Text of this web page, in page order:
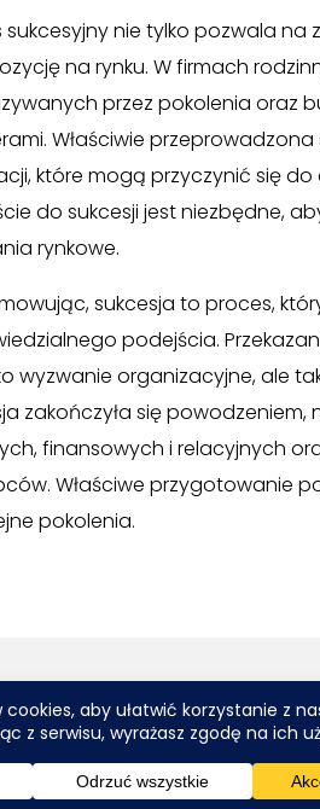
sukcesyjny nie tylko pozwala
na rynku. W firmach
przez pokolenia oraz
Właściwie
które mogą przyczynić się
do sukcesji jest niezbędne,
rynkowe.
sukcesja to proces,
podejścia.
wyzwanie organizacyjne, ale
zakończyła się
finansowych i relacyjnych
Właściwe przygotowanie
pokolenia.
Do tworzenia
przed publikacją